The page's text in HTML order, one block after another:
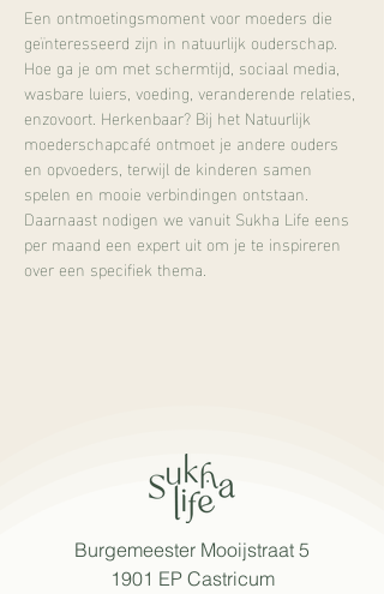
Een ontmoetingsmoment voor moeders die
geïnteresseerd zijn in natuurlijk ouderschap.
Hoe ga je om met schermtijd, sociaal media,
wasbare luiers, voeding, veranderende relaties,
enzovoort. Herkenbaar? Bij het Natuurlijk
moederschapcafé ontmoet je andere ouders
en opvoeders, terwijl de kinderen samen
spelen en mooie verbindingen ontstaan.
Daarnaast nodigen we vanuit Sukha Life eens
per maand een expert uit om je te inspireren
over een specifiek thema.
Burgemeester Mooijstraat 5
1901 EP Castricum